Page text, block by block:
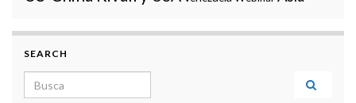
SEARCH
Search for: